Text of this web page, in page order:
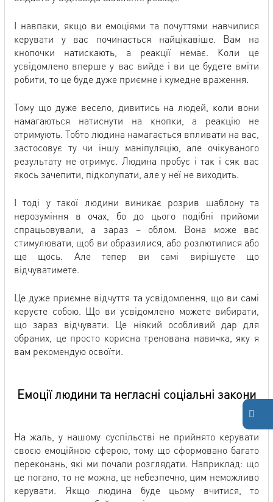
І навпаки, якщо ви емоціями та почуттями навчилися
керувати у вас починається найцікавіше. Вам на
кнопочки натискають, а реакції немає. Коли це
усвідомлено вперше у вас вийде і ви це будете вміти
робити, то це буде дуже приємне і кумедне враження.
Тому що дуже весело, дивитись на людей, коли вони
намагаються натиснути на кнопки, а реакцію не
отримують. Тобто людина намагається впливати на вас,
застосовує ту чи іншу маніпуляцію, але очікуваного
результату не отримує. Людина пробує і так і сяк вас
якось зачепити, підколупати, але у неї не виходить.
І тоді у такої людини виникає розрив шаблону та
нерозуміння в очах, бо до цього подібні прийоми
спрацьовували, а зараз – облом. Вона може вас
стимулювати, щоб ви образилися, або розлютилися або
ще щось. Але тепер ви самі вирішуєте що
відчуватимете.
Це дуже приємне відчуття та усвідомлення, що ви самі
керуєте собою. Що ви усвідомлено можете вибирати,
що зараз відчувати. Це ніякий особливий дар для
обраних, це просто корисна тренована навичка, яку я
вам рекомендую освоїти.
Емоції людини та негласні соціальні закони
На жаль, у нашому суспільстві не прийнято керувати
своєю емоційною сферою, тому що сформовано багато
переконань, які ми почали розглядати. Наприклад: що
це погано, то не можна, це небезпечно, цим неможливо
керувати. Якщо людина буде цьому вчитися, то